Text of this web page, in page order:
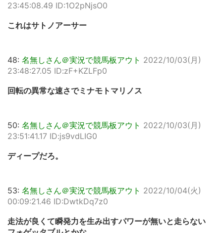
23:45:08.49 ID:1O2pNjsO0
これはサトノアーサー
48: 名無しさん＠実況で競馬板アウト 2022/10/03(月)
23:48:27.05 ID:zF+KZLFp0
回転の異常な速さでミナモトマリノス
50: 名無しさん＠実況で競馬板アウト 2022/10/03(月)
23:51:41.17 ID:js9vdLIG0
ディープだろ。
53: 名無しさん＠実況で競馬板アウト 2022/10/04(火)
00:09:21.46 ID:DwtkDq7z0
走法が良くて瞬発力を生み出すパワーが無いと走らない